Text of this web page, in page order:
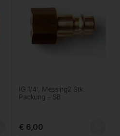
IG 1/4′, Messing2 Stk.
Packung – SB
€ 6,00